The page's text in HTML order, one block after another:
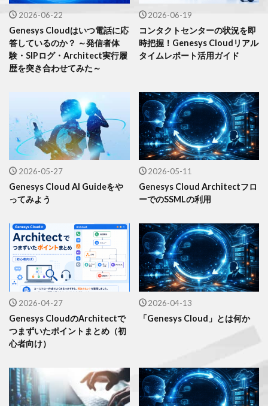
2026-06-22
Genesys Cloudはいつ電話に応
答しているのか？ ～発信者体
験・SIPログ・Architect実行履
歴を突き合わせてみた～
2026-06-19
コンタクトセンターの状況を即
時把握！Genesys Cloudリアル
タイムレポート活用ガイド
2026-05-27
Genesys Cloud AI Guideをや
ってみよう
2026-05-11
Genesys Cloud Architectフロ
ーでのSSMLの利用
2026-04-27
Genesys CloudのArchitectで
つまずいたポイントまとめ（初
心者向け）
2026-04-13
「Genesys Cloud」とは何か